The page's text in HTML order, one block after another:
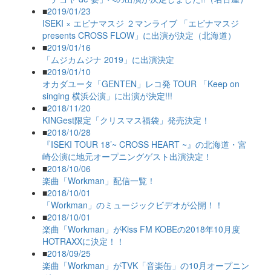
■2019/01/23
ISEKI × エビナマスジ ２マンライブ 「エビナマスジ
presents CROSS FLOW」に出演が決定（北海道）
■2019/01/16
「ムジカムジナ 2019」に出演決定
■2019/01/10
オカダユータ「GENTEN」レコ発 TOUR 「Keep on
singing 横浜公演」に出演が決定!!!
■2018/11/20
KINGest限定「クリスマス福袋」発売決定！
■2018/10/28
『ISEKI TOUR 18’~ CROSS HEART ~』の北海道・宮
崎公演に地元オープニングゲスト出演決定！
■2018/10/06
楽曲「Workman」配信一覧！
■2018/10/01
「Workman」のミュージックビデオが公開！！
■2018/10/01
楽曲「Workman」がKiss FM KOBEの2018年10月度
HOTRAXXに決定！！
■2018/09/25
楽曲「Workman」がTVK「音楽缶」の10月オープニン